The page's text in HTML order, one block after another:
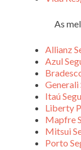
As
Allianz
Azul
Generali
Itaú
Liberty
Mapfre
Mitsui
Porto